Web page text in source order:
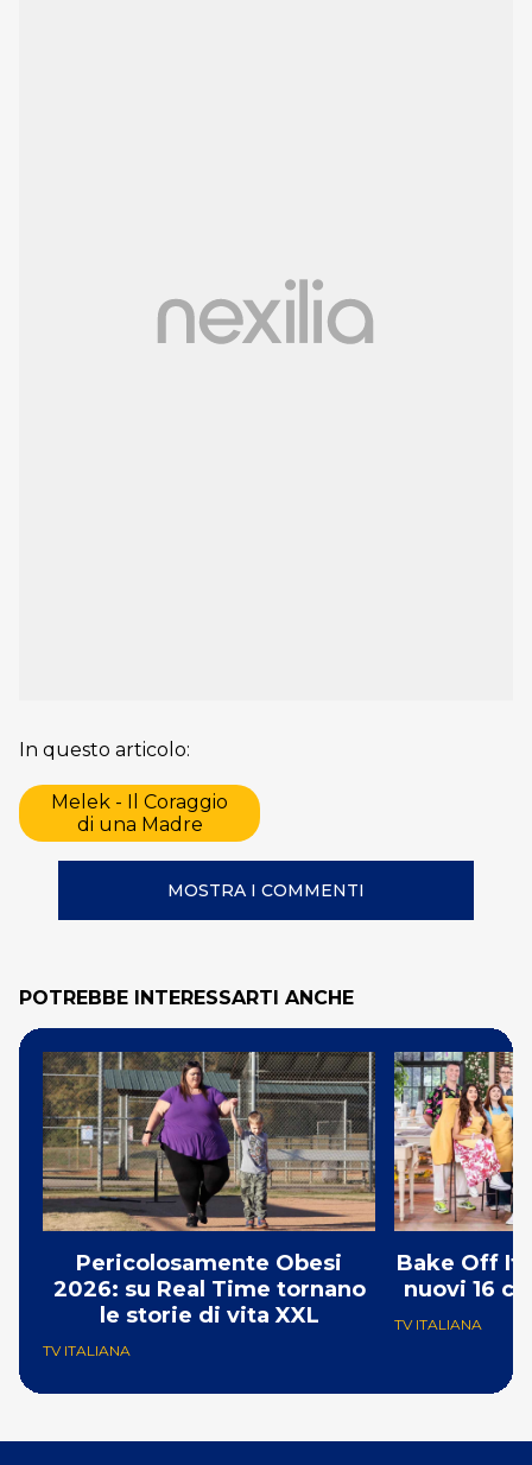
In questo articolo:
Melek - Il Coraggio
di una Madre
MOSTRA I COMMENTI
POTREBBE INTERESSARTI ANCHE
Pericolosamente Obesi
2026: su Real Time tornano
le storie di vita XXL
TV ITALIANA
Bake Off
nuovi 16
TV ITALIANA